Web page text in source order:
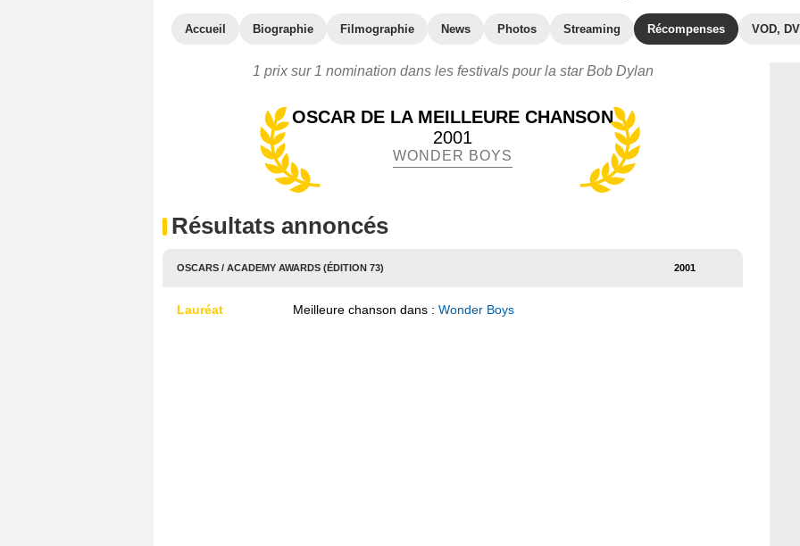
Accueil Biographie Filmographie News Photos Streaming Récompenses VOD,
1 prix sur 1 nomination dans les festivals pour la star Bob Dylan
OSCAR DE LA MEILLEURE CHANSON
2001
WONDER BOYS
Résultats annoncés
OSCARS / ACADEMY AWARDS (ÉDITION 73) 2001
Lauréat Meilleure chanson dans : Wonder Boys